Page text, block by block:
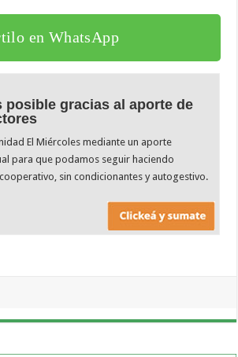
en WhatsApp
posible gracias al aporte de
El Miércoles mediante un aporte
para que podamos seguir haciendo
sin condicionantes y autogestivo.